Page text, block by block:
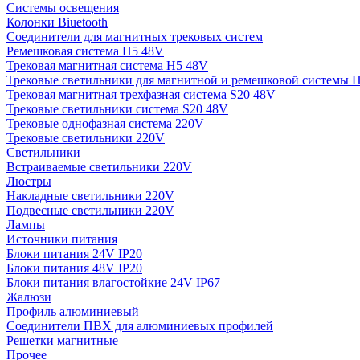
Системы освещения
Колонки Biuetooth
Соединители для магнитных трековых систем
Ремешковая система H5 48V
Трековая магнитная система H5 48V
Трековые светильники для магнитной и ремешковой системы
Трековая магнитная трехфазная система S20 48V
Трековые светильники система S20 48V
Трековые однофазная система 220V
Трековые светильники 220V
Светильники
Встраиваемые светильники 220V
Люстры
Накладные светильники 220V
Подвесные светильники 220V
Лампы
Источники питания
Блоки питания 24V IP20
Блоки питания 48V IP20
Блоки питания влагостойкие 24V IP67
Жалюзи
Профиль алюминиевый
Соединители ПВХ для алюминиевых профилей
Решетки магнитные
Прочее